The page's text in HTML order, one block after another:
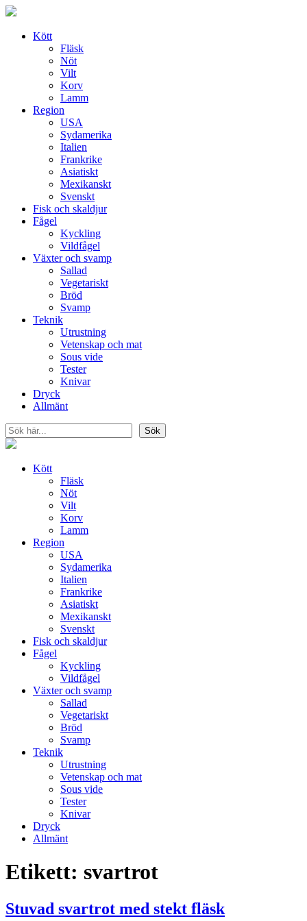
Skip
contentKött
Fläsk
Nöt
Vilt
Korv
Lamm
Region
USA
Sydamerika
Italien
Frankrike
Asiatiskt
Mexikanskt
Svenskt
Fisk och skaldjur
Fågel
Kyckling
Vildfågel
Växter och svamp
Sallad
Vegetariskt
Bröd
Svamp
Teknik
Utrustning
Vetenskap och mat
Sous vide
Tester
Knivar
Dryck
Allmänt
Sök
Sök
Kött
Fläsk
Nöt
Vilt
Korv
Lamm
Region
USA
Sydamerika
Italien
Frankrike
Asiatiskt
Mexikanskt
Svenskt
Fisk och skaldjur
Fågel
Kyckling
Vildfågel
Växter och svamp
Sallad
Vegetariskt
Bröd
Svamp
Teknik
Utrustning
Vetenskap och mat
Sous vide
Tester
Knivar
Dryck
Allmänt
Etikett: svartrot
Stuvad svartrot med stekt fläsk